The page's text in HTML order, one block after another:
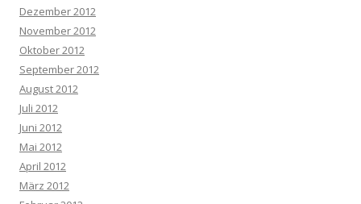
Dezember 2012
November 2012
Oktober 2012
September 2012
August 2012
Juli 2012
Juni 2012
Mai 2012
April 2012
März 2012